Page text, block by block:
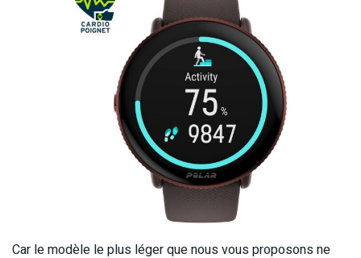
Car le modèle le plus léger que nous vous proposons ne